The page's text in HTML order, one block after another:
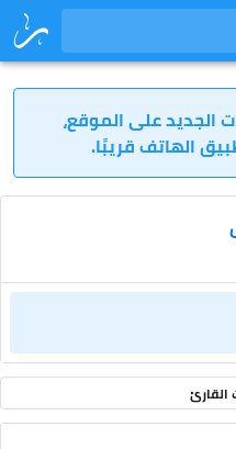
الجديد على الموقع،
الهاتف قريبًا.
القارئ